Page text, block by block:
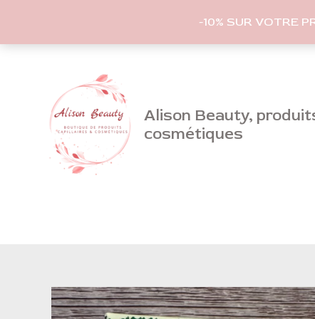
-10% SUR VOTRE
Alison Beauty,
cosmétiques